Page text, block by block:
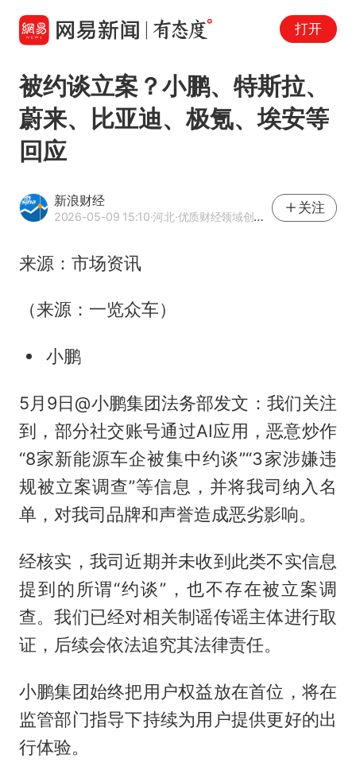
打开
被约谈立案？小鹏、特斯拉、
蔚来、比亚迪、极氪、埃安等
回应
新浪财经
2026-05-09 15:10·河北·优质财经领域创作者
关注
来源：市场资讯
（来源：一览众车）
小鹏
5月9日@小鹏集团法务部发文：我们关注
到，部分社交账号通过AI应用，恶意炒作
“8家新能源车企被集中约谈”“3家涉嫌违
规被立案调查”等信息，并将我司纳入名
单，对我司品牌和声誉造成恶劣影响。
经核实，我司近期并未收到此类不实信息
提到的所谓“约谈”，也不存在被立案调
查。我们已经对相关制谣传谣主体进行取
证，后续会依法追究其法律责任。
小鹏集团始终把用户权益放在首位，将在
监管部门指导下持续为用户提供更好的出
行体验。